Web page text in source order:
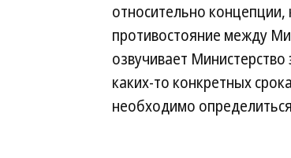
относительно концепции,
противостояние между
озвучивает
каких-то конкретных
необходимо